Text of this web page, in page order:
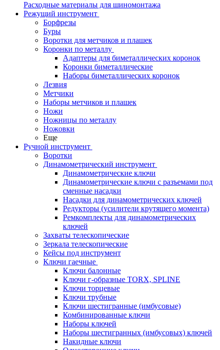
Расходные материалы для шиномонтажа
Режущий инструмент
Борфрезы
Буры
Воротки для метчиков и плашек
Коронки по металлу
Адаптеры для биметаллических коронок
Коронки биметаллические
Наборы биметаллических коронок
Лезвия
Метчики
Наборы метчиков и плашек
Ножи
Ножницы по металлу
Ножовки
Еще
Ручной инструмент
Воротки
Динамометрический инструмент
Динамометрические ключи
Динамометрические ключи с разъемами под
сменные насадки
Насадки для динамометрических ключей
Редукторы (усилители крутящего момента)
Ремкомплекты для динамометрических
ключей
Захваты телескопические
Зеркала телескопические
Кейсы под инструмент
Ключи гаечные
Ключи балонные
Ключи г-образные TORX, SPLINE
Ключи торцевые
Ключи трубные
Ключи шестигранные (имбусовые)
Комбинированные ключи
Наборы ключей
Наборы шестигранных (имбусовых) ключей
Накидные ключи